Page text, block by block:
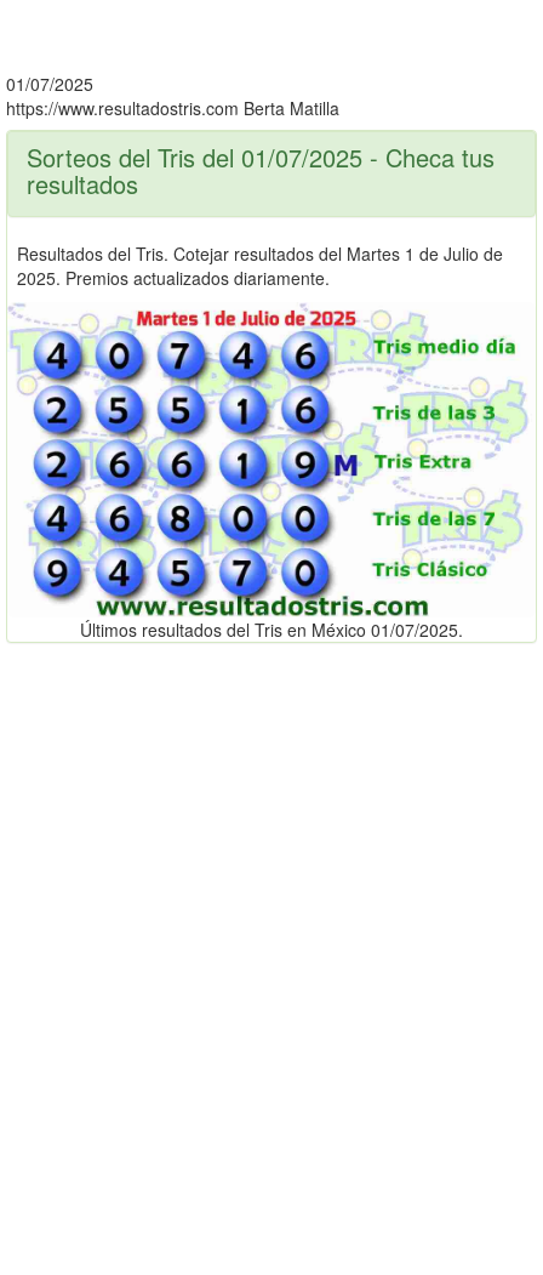
01/07/2025
https://www.resultadostris.com Berta Matilla
Sorteos del Tris del 01/07/2025 - Checa tus
resultados
Resultados del Tris. Cotejar resultados del Martes 1 de Julio de
2025. Premios actualizados diariamente.
Últimos resultados del Tris en México 01/07/2025.